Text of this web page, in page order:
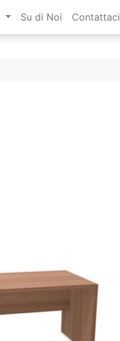
Su di Noi Contattaci